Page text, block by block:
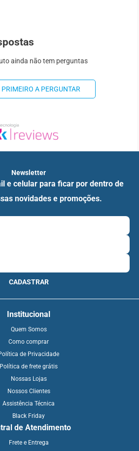
ainda não tem perguntas
A PERGUNTAR
Newsletter
e celular para ficar por dentro de
novidades e promoções.
CADASTRAR
Institucional
Quem Somos
Como comprar
de Privacidade
Política de frete grátis
Nossas Lojas
Nossos Clientes
Assistência Técnica
Black Friday
de Atendimento
Frete e Entrega